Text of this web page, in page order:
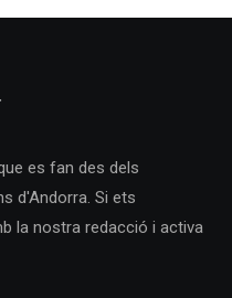
es fan des dels
d'Andorra. Si ets
la nostra redacció i activa